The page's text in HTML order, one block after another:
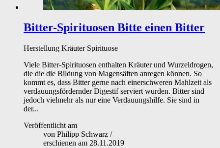
Bitter-Spirituosen Bitte einen Bitter
Herstellung Kräuter Spirituose
Viele Bitter-Spirituosen enthalten Kräuter und Wurzeldrogen,
die die die Bildung von Magensäften anregen können. So
kommt es, dass Bitter gerne nach einerschweren Mahlzeit als
verdauungsfördernder Digestif serviert wurden. Bitter sind
jedoch vielmehr als nur eine Verdauungshilfe. Sie sind in
der...
Veröffentlicht am
von Philipp Schwarz /
erschienen am 28.11.2019